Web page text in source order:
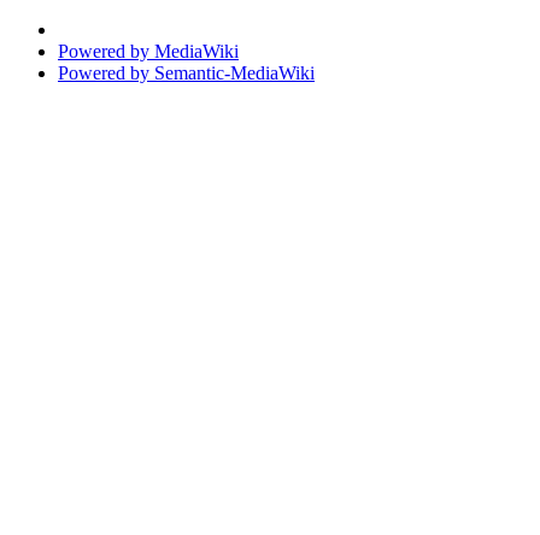
Powered by MediaWiki
Powered by Semantic-MediaWiki